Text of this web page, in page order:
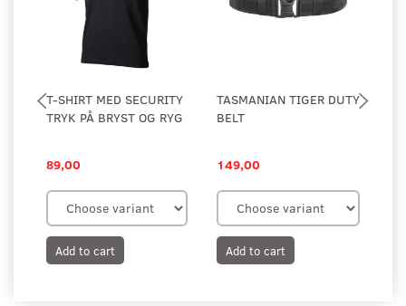
T-SHIRT MED SECURITY
TRYK PÅ BRYST OG RYG
89,00
Add to cart
TASMANIAN TIGER DUTY
BELT
149,00
Add to cart